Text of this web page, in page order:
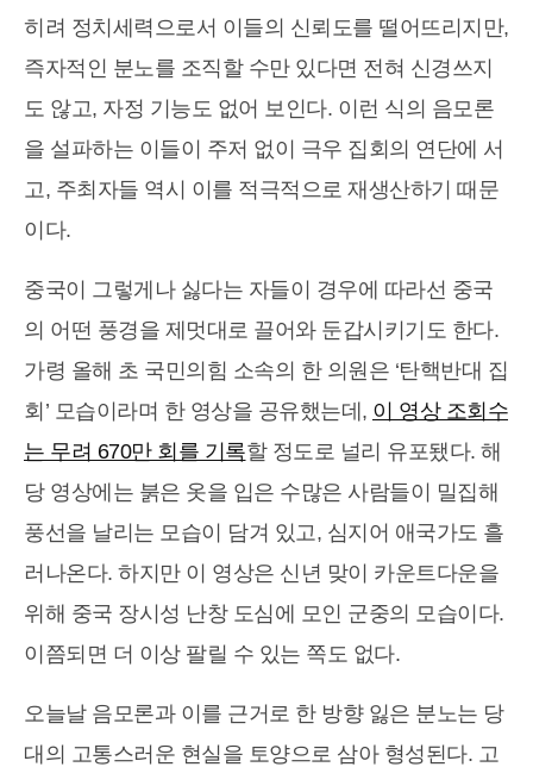
히려 정치세력으로서 이들의 신뢰도를 떨어뜨리지만,
즉자적인 분노를 조직할 수만 있다면 전혀 신경쓰지
도 않고, 자정 기능도 없어 보인다. 이런 식의 음모론
을 설파하는 이들이 주저 없이 극우 집회의 연단에 서
고, 주최자들 역시 이를 적극적으로 재생산하기 때문
이다.
중국이 그렇게나 싫다는 자들이 경우에 따라선 중국
의 어떤 풍경을 제멋대로 끌어와 둔갑시키기도 한다.
가령 올해 초 국민의힘 소속의 한 의원은 ‘탄핵반대 집
회’ 모습이라며 한 영상을 공유했는데, 이 영상 조회수
는 무려 670만 회를 기록할 정도로 널리 유포됐다. 해
당 영상에는 붉은 옷을 입은 수많은 사람들이 밀집해
풍선을 날리는 모습이 담겨 있고, 심지어 애국가도 흘
러나온다. 하지만 이 영상은 신년 맞이 카운트다운을
위해 중국 장시성 난창 도심에 모인 군중의 모습이다.
이쯤되면 더 이상 팔릴 수 있는 쪽도 없다.
오늘날 음모론과 이를 근거로 한 방향 잃은 분노는 당
대의 고통스러운 현실을 토양으로 삼아 형성된다. 고